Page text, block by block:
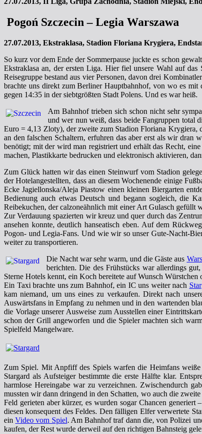
Pogoń Szczecin– Legia Warszawa
27.07.2013, Ekstraklasa, Stadion Floriana Krygiera,
So kurz vor dem Ende der Sommerpause juckte es schon
Ekstraklasa an, der ersten Liga. Hier fiel unsere Wahl auf
Reisegruppe bestand aus vier Personen, davon drei
brachte uns direkt zum Berliner Hauptbahnhof, von wo es
gegen 14:35 in der siebtgrößten Stadt Polens. Und es war heiß.
Am Bahnhof trieben sich schon nicht sehr
und wer nun weiß, dass beide Fangruppen total
Euro = 4,13 Zloty), der zweite zum Stadion Floriana Krygiera,
an den falschen Schaltern, erfuhren das aber erst als wir dran
benötigt; mit der wird man registriert und erhält das Recht,
machen, Plastikkarte bedrucken und elektronisch aktivieren,
Zum Glück hatten wir das einen Steinwurf vom Stadion
der Hotelangestellten, dass an diesem Wochenende einige
Ecke Jagiellonska/Aleja Piastow einen kleinen Biergarten
Bedienung auch etwas Deutsch und begann sogleich, die
Reibekuchen, der calzoneähnlich mit einer Art Gulasch gefüllt
Zur Verdauung spazierten wir kreuz und quer durch das
ansehen konnte, deutlich hanseatisch eben. Auf dem
Pogon- und Legia-Fans. Und wie wir so unser Gute-Nacht-
weiter zu transportieren.
Die Nacht war sehr warm, und die Gäste aus
berichten. Die des Frühstücks war allerdings
Sterne Hotels kennt, ein Koch bereitete auf Wunsch Würstchen
Ein Taxi brachte uns zum Bahnhof, ein IC uns weiter nach
kam niemand, um uns eines zu verkaufen. Direkt nach
Auswärtsfans in Empfang zu nehmen und in den wartenden
die Vorlage unserer Ausweise zum Ausstellen einer
schon der Grill angeworfen und die Spieler machten sich
Spielfeld Mangelware.
Zum Spiel. Mit Anpfiff des Spiels warfen die Heimfans
Stargard als Aufsteiger bestimmte die erste Hälfte klar.
harmlose Hereingabe war zu verzeichnen. Zwischendurch
mussten wir dann dringend in den Schatten, wo auch die
Feld gerieten aber kürzer, es wurden sogar Chancen
diesen konsequent des Feldes. Den fälligen Elfer verwertete
einVideo vom Spiel. Am Bahnhof traf dann die, von Polizei
kaufen, der Rest wurde derweil auf den richtigen Bahnsteig